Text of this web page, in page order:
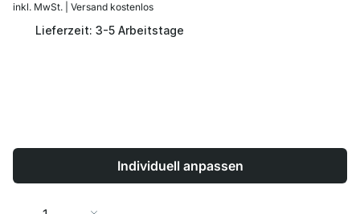
inkl. MwSt. | Versand kostenlos
Lieferzeit: 3-5 Arbeitstage
Individuell anpassen
Menge